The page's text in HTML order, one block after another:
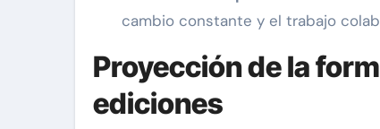
cambio constante y el trabajo
Proyección de la
ediciones